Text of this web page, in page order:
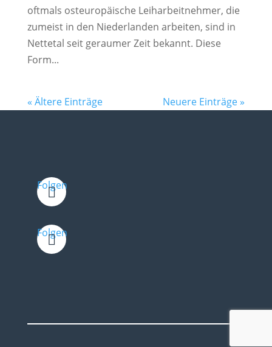
oftmals osteuropäische Leiharbeitnehmer, die
zumeist in den Niederlanden arbeiten, sind in
Nettetal seit geraumer Zeit bekannt. Diese
Form...
« Ältere Einträge Neuere Einträge »
Folgen
Folgen